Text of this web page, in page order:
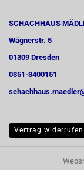
SCHACHHAUS
Wägnerstr. 5
01309 Dresden
0351-3400151
Vertrag widerrufen